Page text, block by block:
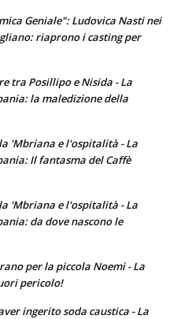
Geniale": Ludovica Nasti nei
riaprono i casting per
tra Posillipo e Nisida - La
la maledizione della
'Mbriana e l'ospitalità - La
Il fantasma del Caffè
'Mbriana e l'ospitalità - La
da dove nascono le
per la piccola Noemi - La
pericolo!
ingerito soda caustica - La